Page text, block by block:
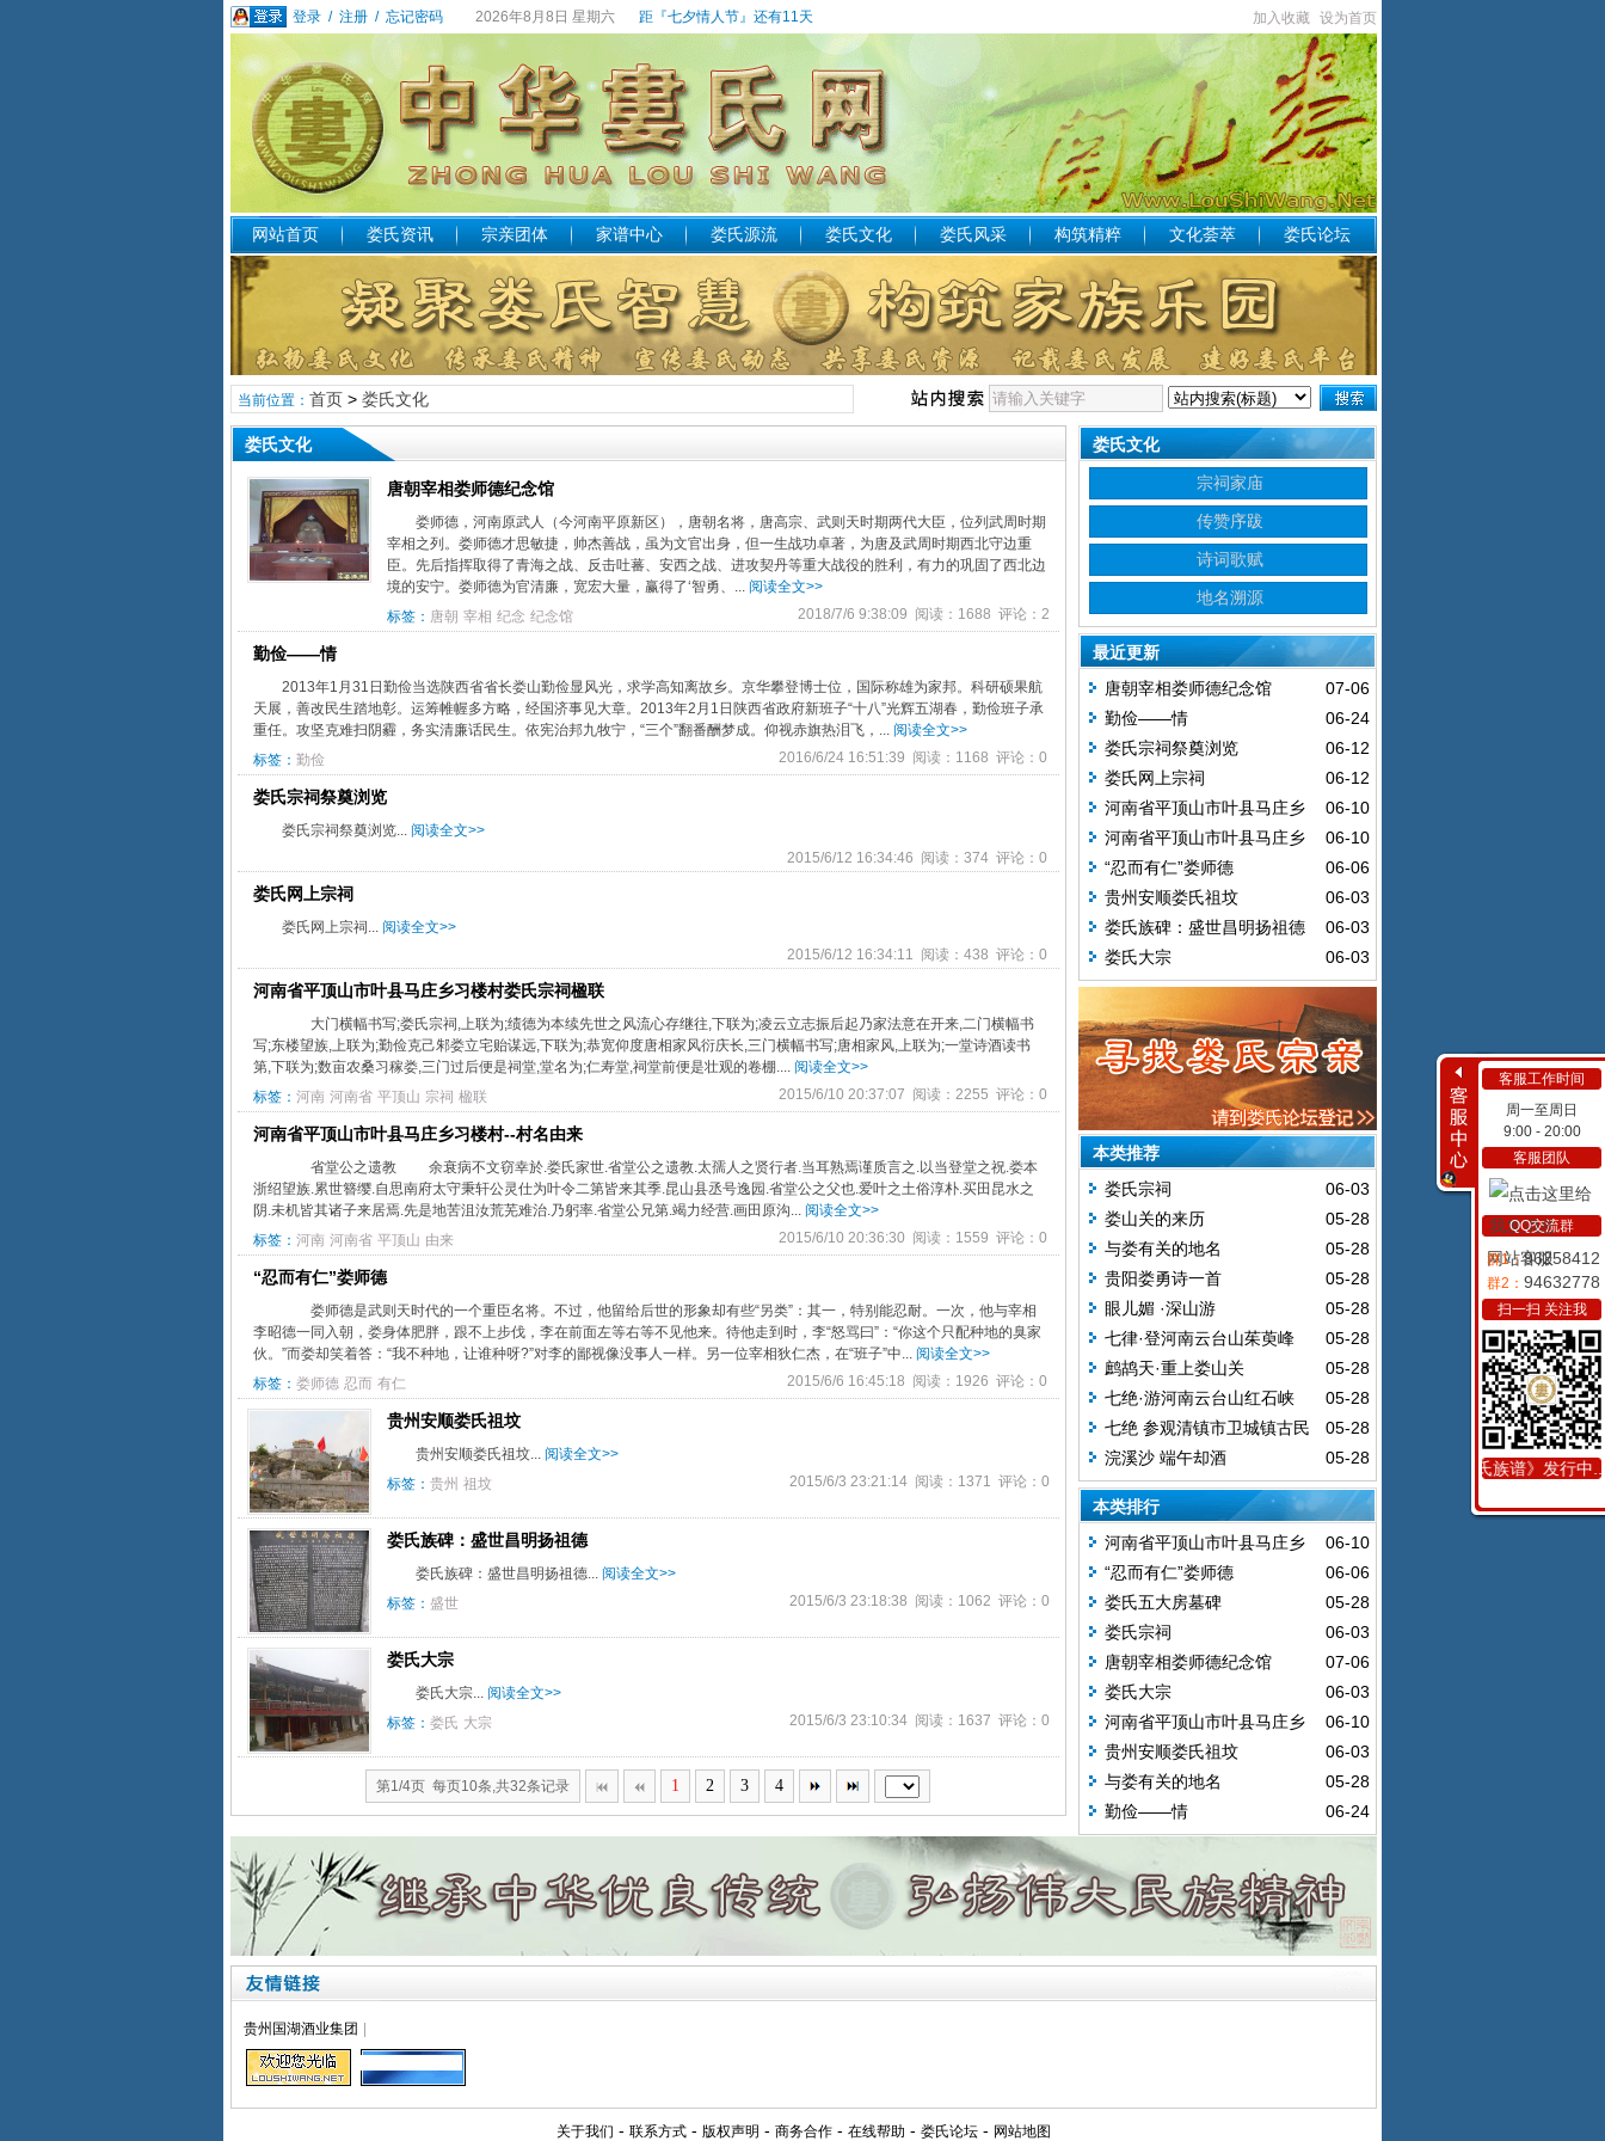
登录/ 注册/ 忘记密码 2026年8月8日 星期六 距『七夕情人节』还有11天 加入收藏 设为首页
网站首页 娄氏资讯 宗亲团体 家谱中心 娄氏源流 娄氏文化 娄氏风采 构筑精粹 文化荟萃 娄氏论坛
当前位置： 首页> 娄氏文化
娄氏文化
唐朝宰相娄师德纪念馆
娄师德，河南原武人（今河南平原新区），唐朝名将，唐高宗、武则天时期两代大臣，位列武周时期
宰相之列。娄师德才思敏捷，帅杰善战，虽为文官出身，但一生战功卓著，为唐及武周时期西北守边重
臣。先后指挥取得了青海之战、反击吐蕃、安西之战、进攻契丹等重大战役的胜利，有力的巩固了西北边
境的安宁。娄师德为官清廉，宽宏大量，赢得了‘智勇、... 阅读全文>>
2018/7/6 9:38:09 阅读：1688 评论：2
标签： 唐朝 宰相 纪念 纪念馆
勤俭——情
2013年1月31日勤俭当选陕西省省长娄山勤俭显风光，求学高知离故乡。京华攀登博士位，国际称雄为家邦。科研硕果航
天展，善改民生踏地彰。运筹帷幄多方略，经国济事见大章。2013年2月1日陕西省政府新班子“十八”光辉五湖春，勤俭班子承
重任。攻坚克难扫阴霾，务实清廉话民生。依宪治邦九牧宁，“三个”翻番酬梦成。仰视赤旗热泪飞，... 阅读全文>>
2016/6/24 16:51:39 阅读：1168 评论：0
标签： 勤俭
娄氏宗祠祭奠浏览
娄氏宗祠祭奠浏览... 阅读全文>>
2015/6/12 16:34:46 阅读：374 评论：0
娄氏网上宗祠
娄氏网上宗祠... 阅读全文>>
2015/6/12 16:34:11 阅读：438 评论：0
河南省平顶山市叶县马庄乡习楼村娄氏宗祠楹联
大门横幅书写;娄氏宗祠,上联为;绩德为本续先世之风流心存继往,下联为;凌云立志振后起乃家法意在开来,二门横幅书
写;东楼望族,上联为;勤俭克己邾娄立宅贻谋远,下联为;恭宽仰度唐相家风衍庆长,三门横幅书写;唐相家风,上联为;一堂诗酒读书
第,下联为;数亩农桑习稼娄,三门过后便是祠堂,堂名为;仁寿堂,祠堂前便是壮观的卷棚.... 阅读全文>>
2015/6/10 20:37:07 阅读：2255 评论：0
标签： 河南 河南省 平顶山 宗祠 楹联
河南省平顶山市叶县马庄乡习楼村--村名由来
省堂公之遗教 余衰病不文窃幸於.娄氏家世.省堂公之遗教.太孺人之贤行者.当耳熟焉谨质言之.以当登堂之祝.娄本
浙绍望族.累世簪缨.自思南府太守秉轩公灵仕为叶令二第皆来其季.昆山县丞号逸园.省堂公之父也.爱叶之土俗淳朴.买田昆水之
阴.未机皆其诸子来居焉.先是地苦沮汝荒芜难治.乃躬率.省堂公兄第.竭力经营.画田原沟... 阅读全文>>
2015/6/10 20:36:30 阅读：1559 评论：0
标签： 河南 河南省 平顶山 由来
“忍而有仁”娄师德
娄师德是武则天时代的一个重臣名将。不过，他留给后世的形象却有些“另类”：其一，特别能忍耐。一次，他与宰相
李昭德一同入朝，娄身体肥胖，跟不上步伐，李在前面左等右等不见他来。待他走到时，李“怒骂曰”：“你这个只配种地的臭家
伙。”而娄却笑着答：“我不种地，让谁种呀?”对李的鄙视像没事人一样。另一位宰相狄仁杰，在“班子”中... 阅读全文>>
2015/6/6 16:45:18 阅读：1926 评论：0
标签： 娄师德 忍而 有仁
贵州安顺娄氏祖坟
贵州安顺娄氏祖坟... 阅读全文>>
2015/6/3 23:21:14 阅读：1371 评论：0
标签： 贵州 祖坟
娄氏族碑：盛世昌明扬祖德
娄氏族碑：盛世昌明扬祖德... 阅读全文>>
2015/6/3 23:18:38 阅读：1062 评论：0
标签： 盛世
娄氏大宗
娄氏大宗... 阅读全文>>
2015/6/3 23:10:34 阅读：1637 评论：0
标签： 娄氏 大宗
第1/4页 每页10条,共32条记录 1 2 3 4
娄氏文化
宗祠家庙
传赞序跋
诗词歌赋
地名溯源
最近更新
07-06
唐朝宰相娄师德纪念馆
06-24
勤俭——情
06-12
娄氏宗祠祭奠浏览
06-12
娄氏网上宗祠
06-10
河南省平顶山市叶县马庄乡
习楼村娄氏宗祠楹联
06-10
河南省平顶山市叶县马庄乡
习楼村--村名由来
06-06
“忍而有仁”娄师德
06-03
贵州安顺娄氏祖坟
06-03
娄氏族碑：盛世昌明扬祖德
06-03
娄氏大宗
本类推荐
06-03
娄氏宗祠
05-28
娄山关的来历
05-28
与娄有关的地名
05-28
贵阳娄勇诗一首
05-28
眼儿媚 ·深山游
05-28
七律·登河南云台山茱萸峰
05-28
鹧鸪天·重上娄山关
05-28
七绝·游河南云台山红石峡
05-28
七绝 参观清镇市卫城镇古民
居
05-28
浣溪沙 端午却酒
本类排行
06-10
河南省平顶山市叶县马庄乡
习楼村娄氏宗祠楹联
06-06
“忍而有仁”娄师德
05-28
娄氏五大房墓碑
06-03
娄氏宗祠
07-06
唐朝宰相娄师德纪念馆
06-03
娄氏大宗
06-10
河南省平顶山市叶县马庄乡
习楼村--村名由来
06-03
贵州安顺娄氏祖坟
05-28
与娄有关的地名
06-24
勤俭——情
贵州国湖酒业集团
关于我们 - 联系方式- 版权声明 - 商务合作- 在线帮助 - 娄氏论坛- 网站地图
客服工作时间
周一至周日
9:00 - 20:00
客服团队
网站客服
QQ交流群
群1：96258412
群2： 94632778
扫一扫 关注我
《娄氏族谱》发行